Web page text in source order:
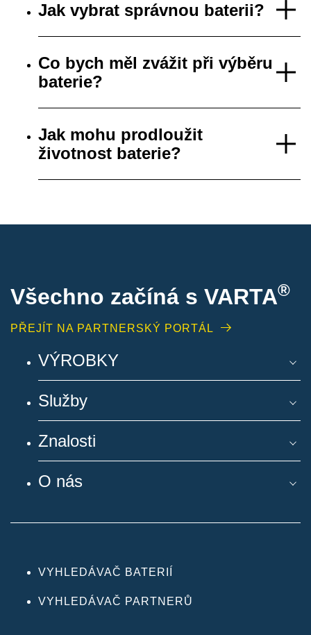
Jak vybrat správnou baterii?
Co bych měl zvážit při výběru
baterie?
Jak mohu prodloužit
životnost baterie?
Všechno začíná s VARTA®
PŘEJÍT NA PARTNERSKÝ PORTÁL
VÝROBKY
Služby
Znalosti
O nás
VYHLEDÁVAČ BATERIÍ
VYHLEDÁVAČ PARTNERŮ